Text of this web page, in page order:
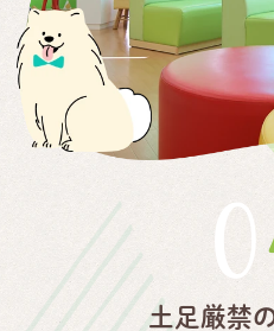
土足厳禁